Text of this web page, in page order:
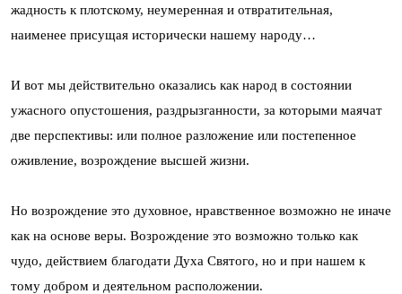
жадность к плотскому, неумеренная и отвратительная,
наименее присущая исторически нашему народу…
И вот мы действительно оказались как народ в состоянии
ужасного опустошения, раздрызганности, за которыми маячат
две перспективы: или полное разложение или постепенное
оживление, возрождение высшей жизни.
Но возрождение это духовное, нравственное возможно не иначе
как на основе веры. Возрождение это возможно только как
чудо, действием благодати Духа Святого, но и при нашем к
тому добром и деятельном расположении.